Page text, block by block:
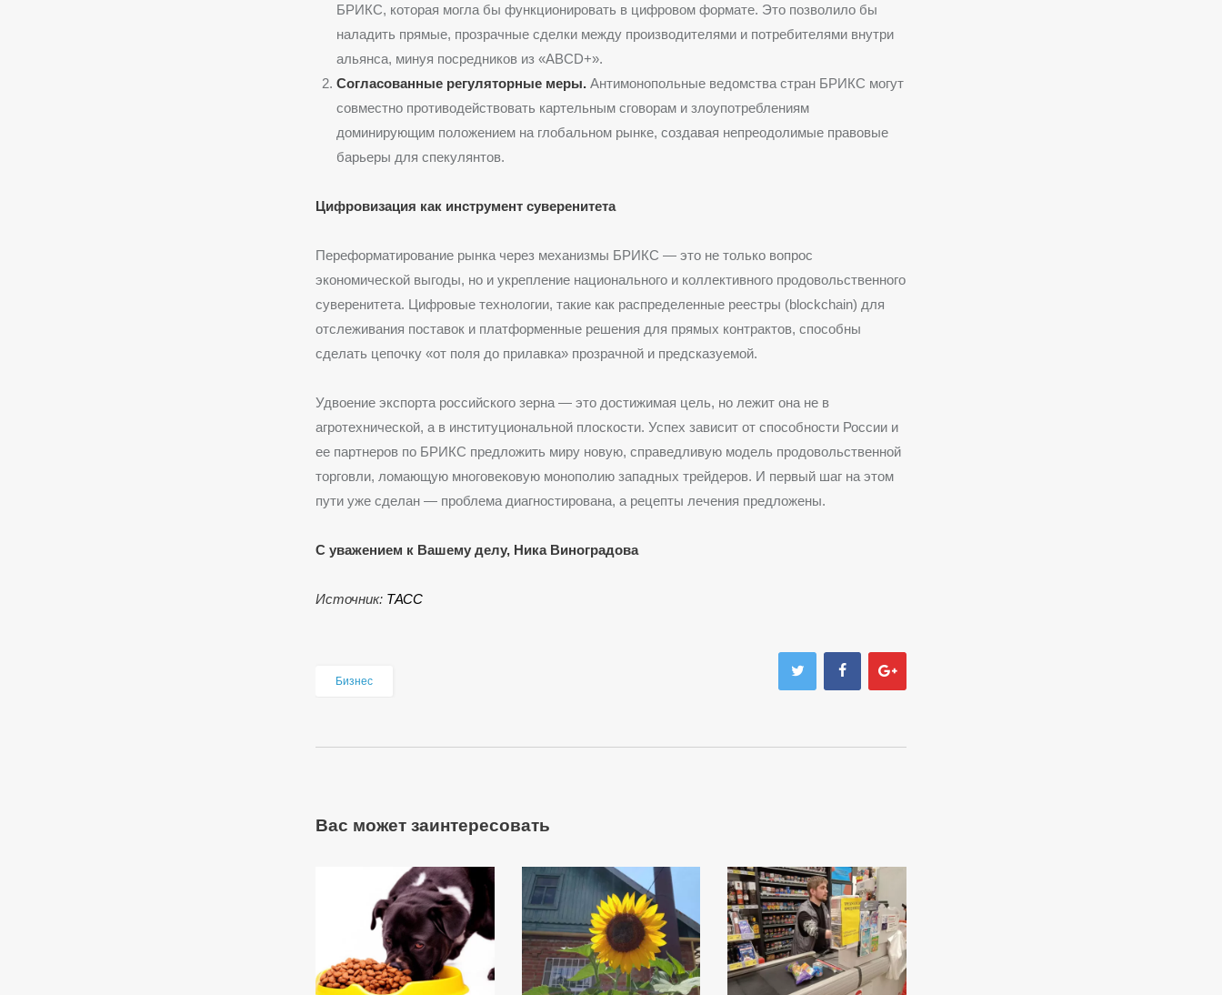
БРИКС, которая могла бы функционировать в цифровом формате. Это позволило бы
наладить прямые, прозрачные сделки между производителями и потребителями внутри
альянса, минуя посредников из «ABCD+».
Согласованные регуляторные меры.Антимонопольные ведомства стран БРИКС могут
совместно противодействовать картельным сговорам и злоупотреблениям
доминирующим положением на глобальном рынке, создавая непреодолимые правовые
барьеры для спекулянтов.
Цифровизация как инструмент суверенитета
Переформатирование рынка через механизмы БРИКС — это не только вопрос
экономической выгоды, но и укрепление национального и коллективного продовольственного
суверенитета. Цифровые технологии, такие как распределенные реестры (blockchain) для
отслеживания поставок и платформенные решения для прямых контрактов, способны
сделать цепочку «от поля до прилавка» прозрачной и предсказуемой.
Удвоение экспорта российского зерна — это достижимая цель, но лежит она не в
агротехнической, а в институциональной плоскости. Успех зависит от способности России и
ее партнеров по БРИКС предложить миру новую, справедливую модель продовольственной
торговли, ломающую многовековую монополию западных трейдеров. И первый шаг на этом
пути уже сделан — проблема диагностирована, а рецепты лечения предложены.
С уважением к Вашему делу, Ника Виноградова
Источник: ТАСС
Бизнес
Вас может заинтересовать